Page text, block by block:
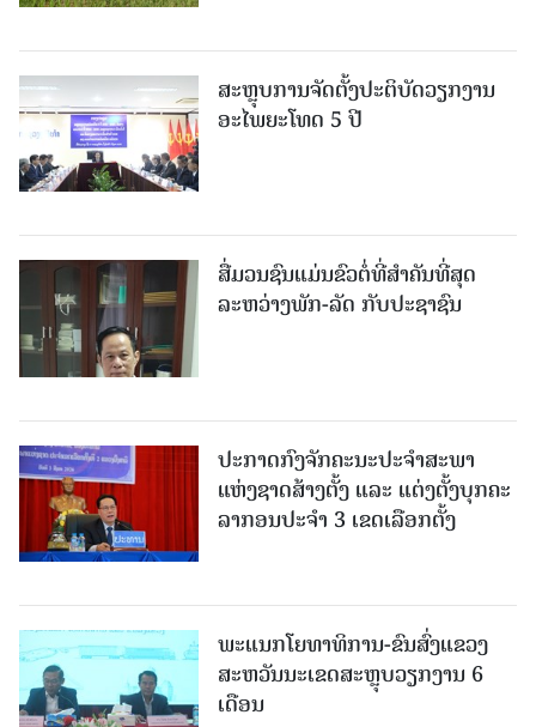
ສະຫຼຸບການຈັດຕັ້ງປະຕິບັດວຽກງານ
ອະໄພຍະໂທດ 5 ປີ
ສື່ມວນຊົນແມ່ນຂົວຕໍ່ທີ່ສໍາຄັນທີ່ສຸດ
ລະຫວ່າງພັກ-ລັດ ກັບປະຊາຊົນ
ປະກາດກົງຈັກຄະນະປະຈໍາສະພາ
ແຫ່ງຊາດສ້າງຕັ້ງ ແລະ ແຕ່ງຕັ້ງບຸກຄະ
ລາກອນປະຈໍາ 3 ເຂດເລືອກຕັ້ງ
ພະແນກໂຍທາທິການ-ຂົນສົ່ງແຂວງ
ສະຫວັນນະເຂດສະຫຼຸບວຽກງານ 6
ເດືອນ